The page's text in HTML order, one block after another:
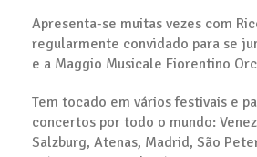
Apresenta-se muitas vezes com
regularmente convidado para se
e a Maggio Musicale Fiorentino
Tem tocado em vários festivais e
concertos por todo o mundo:
Salzburg, Atenas, Madrid, São